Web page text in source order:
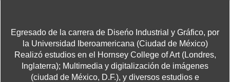
Egresado de la carrera de Diseńo Industrial y Gráfico, por
la Universidad Iberoamericana (Ciudad de México)
Realizó estudios en el Hornsey College of Art (Londres,
Inglaterra); Multimedia y digitalización de imágenes
(ciudad de México, D.F.), y diversos estudios e